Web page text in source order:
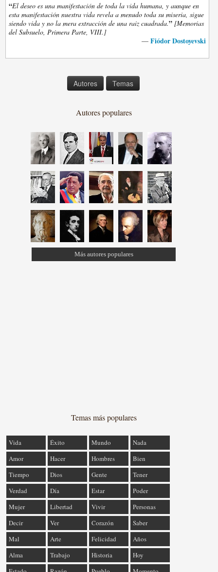
“El deseo es una manifestación de toda la vida humana, y aunque en
esta manifestación nuestra vida revela a menudo toda su miseria, sigue
siendo vida y no la mera extracción de una raiz cuadrada.” [Memorias
del Subsuelo, Primera Parte, VIII.]
— Fiódor Dostoyevski
Autores Temas
Autores populares
Más autores populares
Temas más populares
Vida Éxito Mundo
Nada
Amor
Hacer Hombres
Bien
Tiempo
Dios Gente
Tener
Verdad
Día Estar
Poder
Mujer
Libertad Vivir
Personas
Decir
Ver Corazón
Saber
Mal
Arte Felicidad
Años
Alma
Trabajo Historia
Hoy